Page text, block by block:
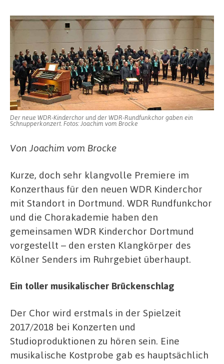
Der neue WDR-Kinderchor und der WDR-Rundfunkchor gaben ein
Schnupperkonzert. Fotos: Joachim vom Brocke
Von Joachim vom Brocke
Kurze, doch sehr klangvolle Premiere im
Konzerthaus für den neuen WDR Kinderchor
mit Standort in Dortmund. WDR Rundfunkchor
und die Chorakademie haben den
gemeinsamen WDR Kinderchor Dortmund
vorgestellt – den ersten Klangkörper des
Kölner Senders im Ruhrgebiet überhaupt.
Ein toller musikalischer Brückenschlag
Der Chor wird erstmals in der Spielzeit
2017/2018 bei Konzerten und
Studioproduktionen zu hören sein. Eine
musikalische Kostprobe gab es hauptsächlich